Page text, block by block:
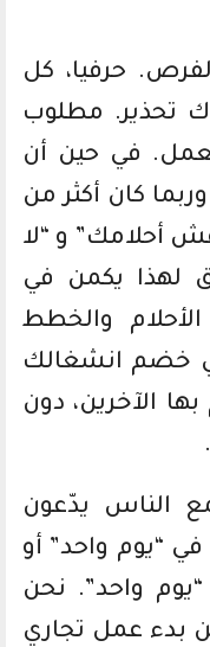
حرفيا، كل
تحذير. مطلوب
في حين أن
كان أكثر من
أحلامك” و “لا
لهذا يكمن في
والخطط
خضم انشغالك
الآخرين، دون
الناس يدّعون
“يوم واحد” أو
واحد”. نحن
بدء عمل تجاري